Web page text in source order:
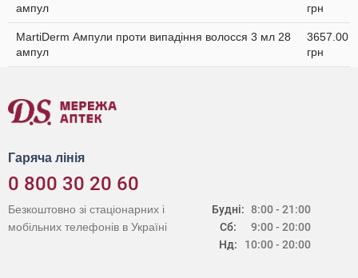
ампул
грн
MartiDerm Ампули проти випадіння волосся 3 мл 28
ампул
3657.00
грн
Гаряча лінія
0 800 30 20 60
Будні:
Сб:
Нд:
8:00 - 21:00
9:00 - 20:00
10:00 - 20:00
Безкоштовно зі стаціонарних і
мобільних телефонів в Україні